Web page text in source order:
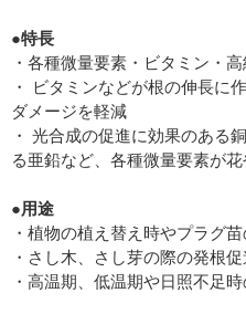
●特長
・各種微量要素・ビタミン・
・ ビタミンなどが根の伸長に
ダメージを軽減
・ 光合成の促進に効果のある
る亜鉛など、各種微量要素が
●用途
・植物の植え替え時やプラグ
・さし木、さし芽の際の発根促
・高温期、低温期や日照不足